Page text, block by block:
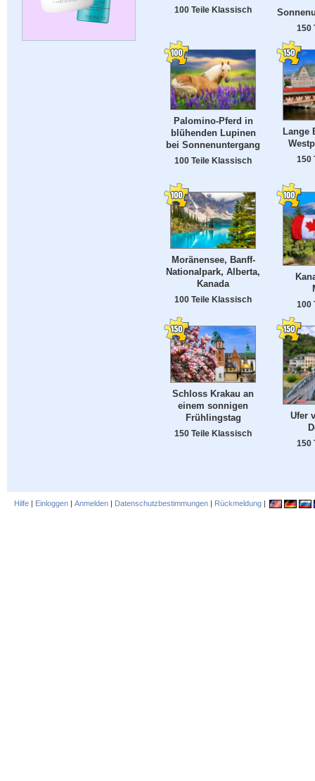
100 Teile Klassisch
150
Palomino-Pferd in
blühenden Lupinen
bei Sonnenuntergang
100 Teile Klassisch
Lange
150
Moränensee, Banff-
Nationalpark, Alberta,
Kanada
100 Teile Klassisch
100
Schloss Krakau an
einem sonnigen
Frühlingstag
150 Teile Klassisch
Ufer
150
Hilfe | Einloggen | Anmelden | Datenschutzbestimmungen | Rückmeldung |